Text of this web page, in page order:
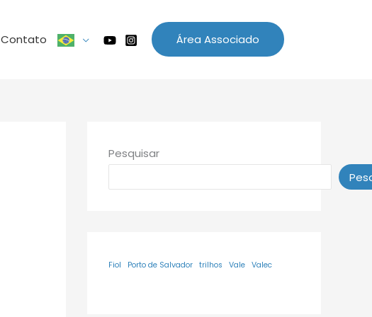
Contato Área Associado
Pesquisar
Fiol Porto de Salvador trilhos Vale Valec